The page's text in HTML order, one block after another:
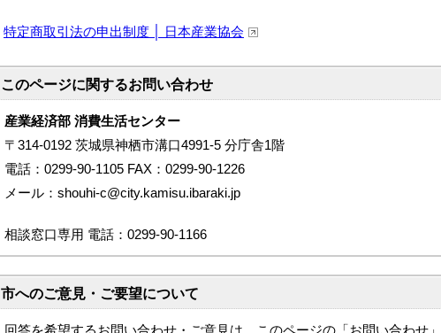
特定商取引法の申出制度 │ 日本産業協会
このページに関するお問い合わせ
産業経済部 消費生活センター
〒314-0192 茨城県神栖市溝口4991-5 分庁舎1階
電話：0299-90-1105 FAX：0299-90-1226
メール：shouhi-c@city.kamisu.ibaraki.jp
相談窓口専用 電話：0299-90-1166
市へのご意見・ご要望について
回答を希望するお問い合わせ・ご意見は、このページの「お問い合わせ